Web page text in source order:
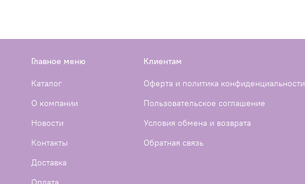
Главное меню
Каталог
О компании
Новости
Контакты
Доставка
Клиентам
Оферта и политика конфиденциальности
Пользовательское соглашение
Условия обмена и возврата
Обратная связь